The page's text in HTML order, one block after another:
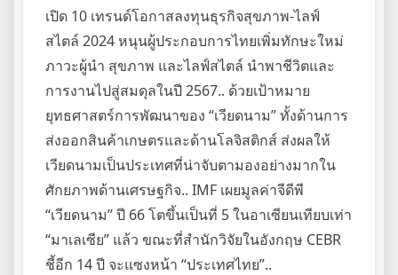
เปิด 10 เทรนด์โอกาสลงทุนธุรกิจสุขภาพ-ไลฟ์
สไตล์ 2024 หนุนผู้ประกอบการไทยเพิ่มทักษะใหม่
ภาวะผู้นำ สุขภาพ และไลฟ์สไตล์ นำพาชีวิตและ
การงานไปสู่สมดุลในปี 2567.. ด้วยเป้าหมาย
ยุทธศาสตร์การพัฒนาของ “เวียดนาม” ทั้งด้านการ
ส่งออกสินค้าเกษตรและด้านโลจิสติกส์ ส่งผลให้
เวียดนามเป็นประเทศที่น่าจับตามองอย่างมากใน
ศักยภาพด้านเศรษฐกิจ.. IMF เผยมูลค่าจีดีพี
“เวียดนาม” ปี 66 โตขึ้นเป็นที่ 5 ในอาเซียนเทียบเท่า
“มาเลเซีย” แล้ว ขณะที่สำนักวิจัยในอังกฤษ CEBR
ชี้อีก 14 ปี จะแซงหน้า “ประเทศไทย”..